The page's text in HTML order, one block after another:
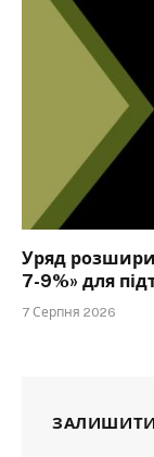
Уряд
7-9%» для
7 Серпня 2026